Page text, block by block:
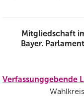
Mitgliedschaft
Bayer.
Verfassunggebende